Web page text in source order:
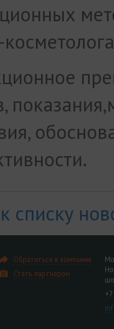
списку
Обратиться в компанию
Стать партнером